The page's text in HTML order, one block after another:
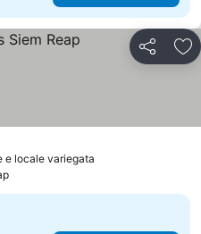
Condividi
e locale variegata